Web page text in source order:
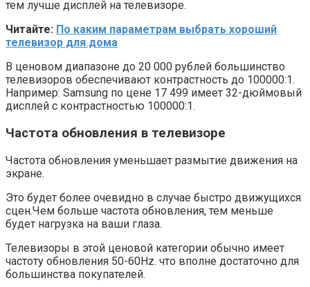
тем лучше дисплей на телевизоре.
Читайте: По каким параметрам выбрать хороший
телевизор для дома
В ценовом диапазоне до 20 000 рублей большинство
телевизоров обеспечивают контрастность до 100000:1.
Например: Samsung по цене 17 499 имеет 32-дюймовый
дисплей с контрастностью 100000:1.
Частота обновления в телевизоре
Частота обновления уменьшает размытие движения на
экране.
Это будет более очевидно в случае быстро движущихся
сцен.Чем больше частота обновления, тем меньше
будет нагрузка на ваши глаза.
Телевизоры в этой ценовой категории обычно имеет
частоту обновления 50-60Hz. что вполне достаточно для
большинства покупателей.